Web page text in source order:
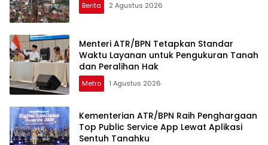
Berita 2 Agustus 2026
Menteri ATR/BPN Tetapkan Standar
Waktu Layanan untuk Pengukuran Tanah
dan Peralihan Hak
Metro 1 Agustus 2026
Kementerian ATR/BPN Raih Penghargaan
Top Public Service App Lewat Aplikasi
Sentuh Tanahku